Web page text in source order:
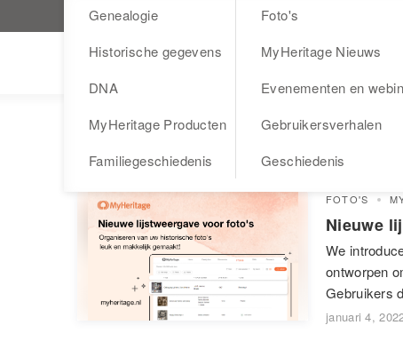
Bezoek MyHeritage.nl
Blog
Genealogie
Historische gegevens
DNA
MyHeritage Producten
Familiegeschiedenis
Foto's
MyHeritage Nieuws
Evenementen en
Gebruikersverhalen
Geschiedenis
Lijstweergave foto’s
FOTO'S
Nieuwe
We
ontworpen
Gebruikers
januari 4,